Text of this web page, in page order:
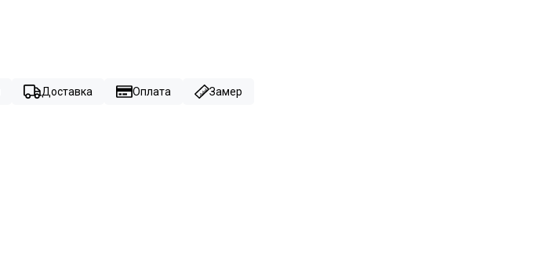
Доставка Оплата Замер